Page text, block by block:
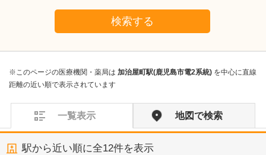
検索する
※このページの医療機関・薬局は 加治屋町駅(鹿児島市電2系統) を中心に直線
距離の近い順で表示されています
一覧表示 地図で検索
駅から近い順に全12件を表示